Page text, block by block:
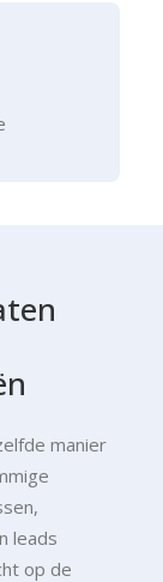
manier
leads
op de